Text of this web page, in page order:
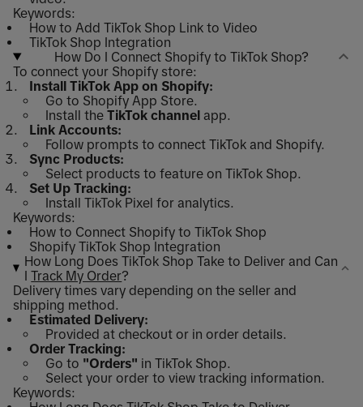
Keywords:
How to Add TikTok Shop Link to Video
TikTok Shop Integration
How Do I Connect Shopify to TikTok Shop?
To connect your Shopify store:
Install TikTok App on Shopify:
Go to Shopify App Store.
Install the TikTok channel app.
Link Accounts:
Follow prompts to connect TikTok and Shopify.
Sync Products:
Select products to feature on TikTok Shop.
Set Up Tracking:
Install TikTok Pixel for analytics.
Keywords:
How to Connect Shopify to TikTok Shop
Shopify TikTok Shop Integration
How Long Does TikTok Shop Take to Deliver and Can
ITrack My Order?
Delivery times vary depending on the seller and
shipping method.
Estimated Delivery:
Provided at checkout or in order details.
Order Tracking:
Go to "Orders" in TikTok Shop.
Select your order to view tracking information.
Keywords: